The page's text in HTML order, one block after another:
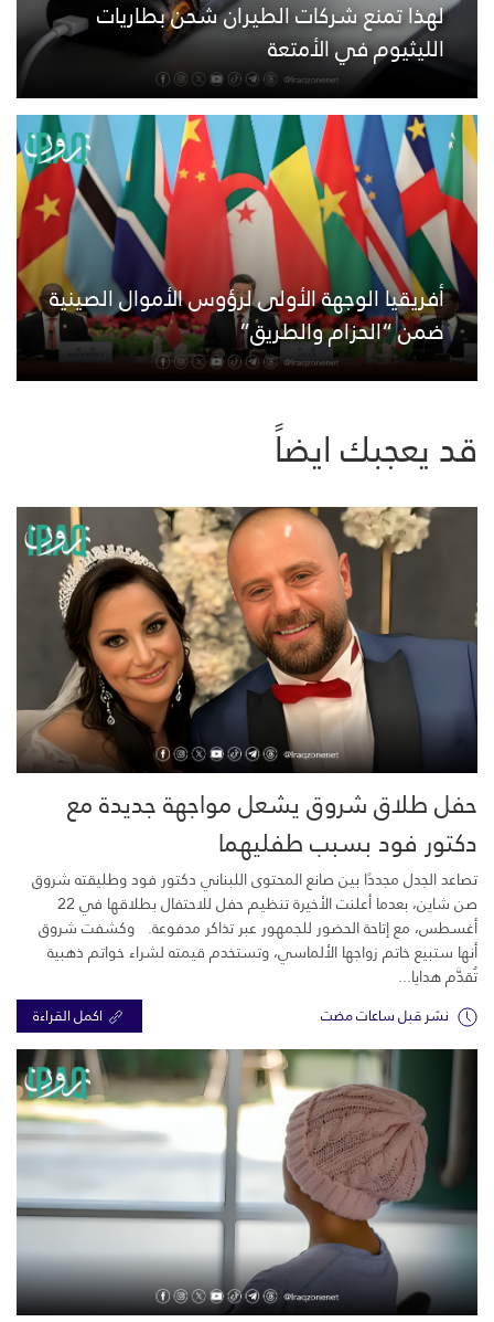
لهذا تمنع شركات الطيران شحن بطاريات
الليثيوم في الأمتعة
أفريقيا الوجهة الأولى لرؤوس الأموال الصينية
ضمن “الحزام والطريق”
قد يعجبك ايضاً
حفل طلاق شروق يشعل مواجهة جديدة مع
دكتور فود بسبب طفليهما
تصاعد الجدل مجددًا بين صانع المحتوى اللبناني دكتور فود وطليقته شروق
صن شاين، بعدما أعلنت الأخيرة تنظيم حفل للاحتفال بطلاقها في 22
أغسطس، مع إتاحة الحضور للجمهور عبر تذاكر مدفوعة. وكشفت شروق
أنها ستبيع خاتم زواجها الألماسي، وتستخدم قيمته لشراء خواتم ذهبية
تُقدَّم هدايا...
نشر قبل ساعات مضت اكمل القراءة